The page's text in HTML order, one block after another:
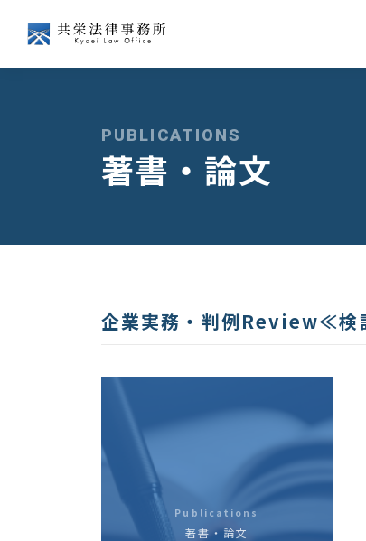
経済法
PUBLICATIONS
著書・論文
企業実務・判例Review≪検
Publications
著書・論文